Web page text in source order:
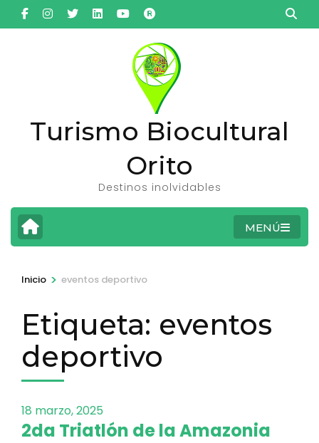
Saltar
al
Intro)Turismo Biocultural
Orito
Destinos inolvidables
MENÚ
Inicio > eventos deportivo
Etiqueta: eventos
deportivo
18 marzo, 2025
2da Triatlón de la Amazonia